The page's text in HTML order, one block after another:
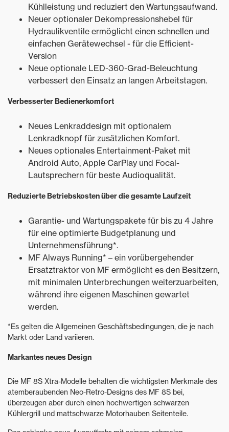
Kühlleistung und reduziert den Wartungsaufwand.
Neuer optionaler Dekompressionshebel für
Hydraulikventile ermöglicht einen schnellen und
einfachen Gerätewechsel - für die Efficient-
Version
Neue optionale LED-360-Grad-Beleuchtung
verbessert den Einsatz an langen Arbeitstagen.
Verbesserter Bedienerkomfort
Neues Lenkraddesign mit optionalem
Lenkradknopf für zusätzlichen Komfort.
Neues optionales Entertainment-Paket mit
Android Auto, Apple CarPlay und Focal-
Lautsprechern für beste Audioqualität.
Reduzierte Betriebskosten über die gesamte Laufzeit
Garantie- und Wartungspakete für bis zu 4 Jahre
für eine optimierte Budgetplanung und
Unternehmensführung*.
MF Always Running* – ein vorübergehender
Ersatztraktor von MF ermöglicht es den Besitzern,
mit minimalen Unterbrechungen weiterzuarbeiten,
während ihre eigenen Maschinen gewartet
werden.
*Es gelten die Allgemeinen Geschäftsbedingungen, die je nach
Markt oder Land variieren.
Markantes neues Design
Die MF 8S Xtra-Modelle behalten die wichtigsten Merkmale des
atemberaubenden Neo-Retro-Designs des MF 8S bei,
überzeugen aber durch einen hochwertigen schwarzen
Kühlergrill und mattschwarze Motorhauben Seitenteile.